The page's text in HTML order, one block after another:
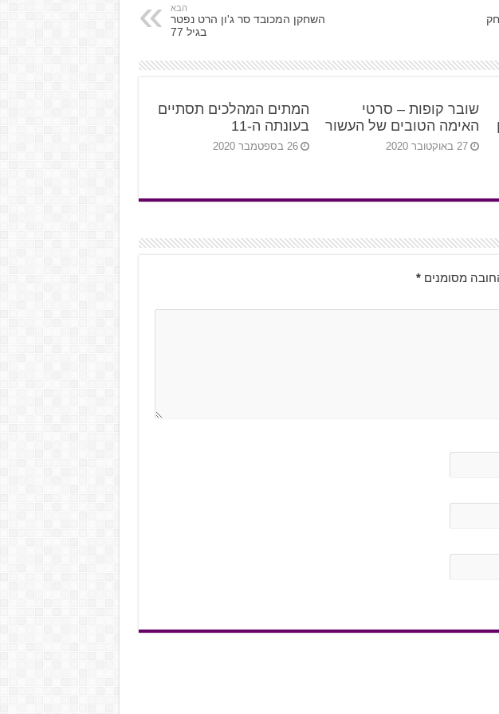
הבא
השחקן המכובד סר ג'ון הרט נפטר
בגיל 77
שובר קופות – סרטי
האימה הטובים של העשור
27 באוקטובר 2020
המתים המהלכים תסתיים
בעונתה ה-11
26 בספטמבר 2020
מסומנים*